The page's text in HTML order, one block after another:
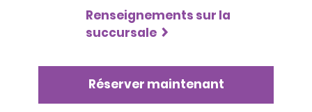
Renseignements sur la
succursale
Réserver maintenant